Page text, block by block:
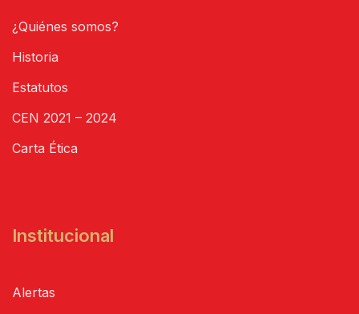
¿Quiénes somos?
Historia
Estatutos
CEN 2021 – 2024
Carta Ética
Institucional
Alertas